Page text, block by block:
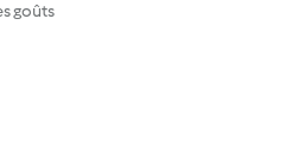
goûts